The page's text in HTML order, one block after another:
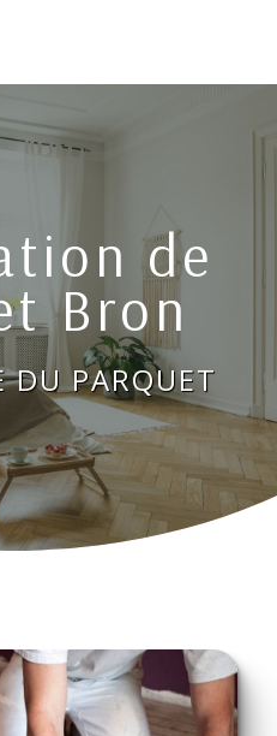
de
Bron
DU PARQUET